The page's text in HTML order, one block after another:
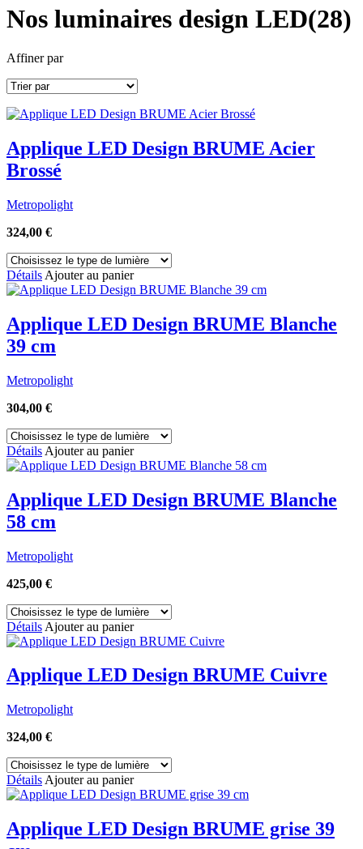
Nos luminaires design LED(28)
Affiner par
Applique LED Design BRUME Acier
Brossé
Metropolight
324,00 €
Détails Ajouter au panier
Applique LED Design BRUME Blanche
39 cm
Metropolight
304,00 €
Détails Ajouter au panier
Applique LED Design BRUME Blanche
58 cm
Metropolight
425,00 €
Détails Ajouter au panier
Applique LED Design BRUME Cuivre
Metropolight
324,00 €
Détails Ajouter au panier
Applique LED Design BRUME grise 39